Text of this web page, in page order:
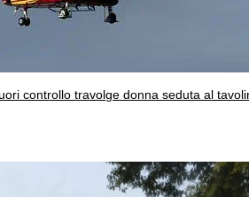
controllo travolge donna seduta al